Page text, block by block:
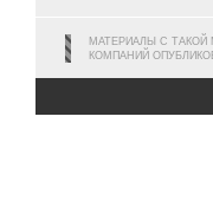
МАТЕРИАЛЫ С ТАКОЙ
КОМПАНИЙ